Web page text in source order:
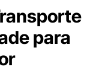
para